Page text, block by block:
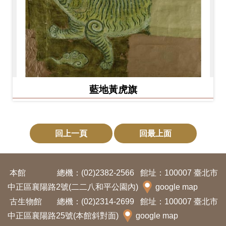
藍地黃虎旗
回上一頁 回最上面
本館 總機：(02)2382-2566
館址：100007 臺北市
中正區襄陽路2號(二二八和平公園內)
google map
古生物館
總機：(02)2314-2699
館址：100007 臺北市
中正區襄陽路25號(本館斜對面)
google map